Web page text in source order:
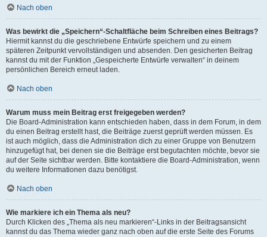
Nach oben
Was bewirkt die „Speichern“-Schaltfläche beim Schreiben eines Beitrags?
Hiermit kannst du die geschriebene Entwürfe speichern und zu einem
späteren Zeitpunkt vervollständigen und absenden. Den gesicherten Beitrag
kannst du mit der Funktion „Gespeicherte Entwürfe verwalten“ in deinem
persönlichen Bereich erneut laden.
Nach oben
Warum muss mein Beitrag erst freigegeben werden?
Die Board-Administration kann entschieden haben, dass in dem Forum, in dem
du einen Beitrag erstellt hast, die Beiträge zuerst geprüft werden müssen. Es
ist auch möglich, dass die Administration dich zu einer Gruppe von Benutzern
hinzugefügt hat, bei denen sie die Beiträge erst begutachten möchte, bevor sie
auf der Seite sichtbar werden. Bitte kontaktiere die Board-Administration, wenn
du weitere Informationen dazu benötigst.
Nach oben
Wie markiere ich ein Thema als neu?
Durch Klicken des „Thema als neu markieren“-Links in der Beitragsansicht
kannst du das Thema wieder ganz nach oben auf die erste Seite des Forums